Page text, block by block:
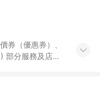
電子書，請詳閱